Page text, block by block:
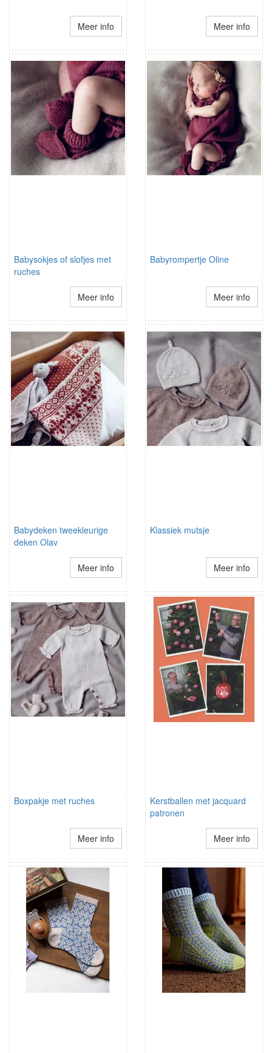
Meer info Meer info
Babysokjes of slofjes met
ruches
Meer info
Babyrompertje Oline
Meer info
Babydeken tweekleurige
deken Olav
Meer info
Klassiek mutsje
Meer info
Boxpakje met ruches
Meer info
Kerstballen met jacquard
patronen
Meer info